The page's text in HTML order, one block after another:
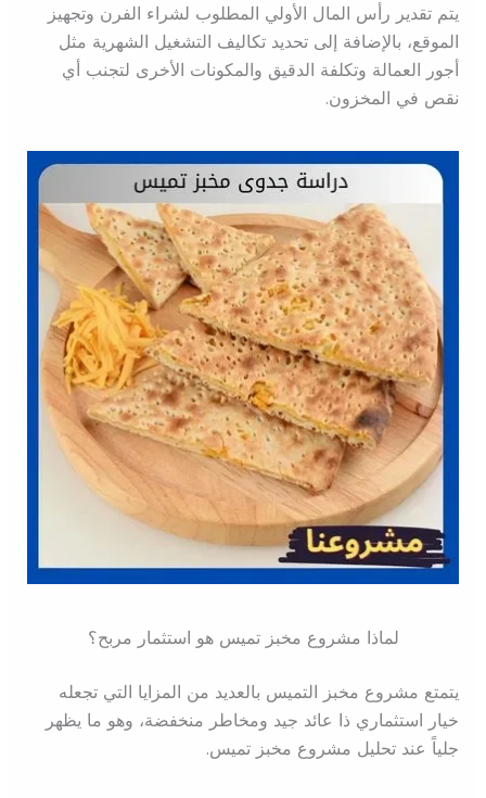
يتم تقدير رأس المال الأولي المطلوب لشراء الفرن وتجهيز
الموقع، بالإضافة إلى تحديد تكاليف التشغيل الشهرية مثل
أجور العمالة وتكلفة الدقيق والمكونات الأخرى لتجنب أي
نقص في المخزون.
لماذا مشروع مخبز تميس هو استثمار مربح؟
يتمتع مشروع مخبز التميس بالعديد من المزايا التي تجعله
خيار استثماري ذا عائد جيد ومخاطر منخفضة، وهو ما يظهر
جلياً عند تحليل مشروع مخبز تميس.